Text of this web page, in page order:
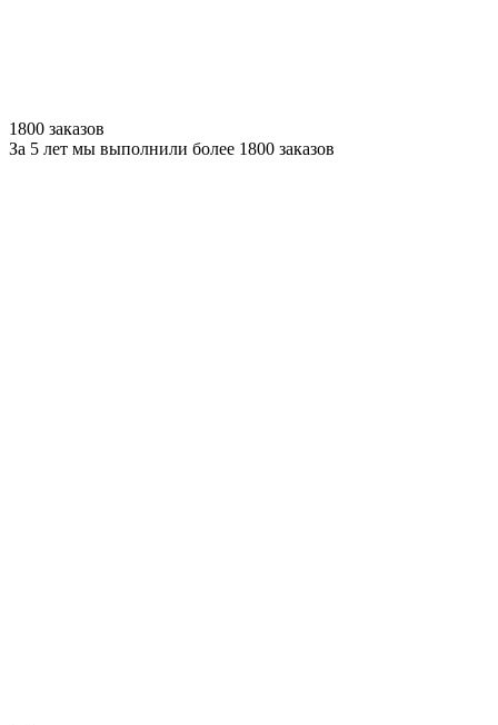
1800 заказов
За 5 лет мы выполнили более 1800 заказов